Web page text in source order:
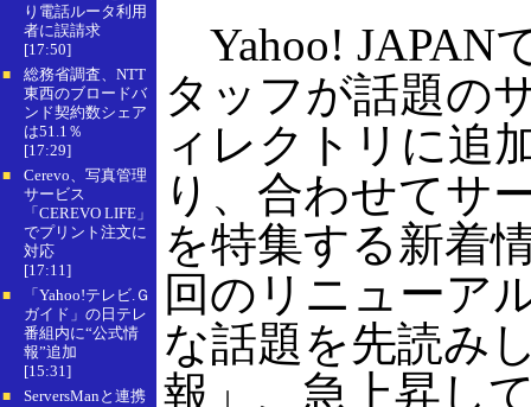
り電話ルータ利用
者に誤請求
[17:50]
■
総務省調査、NTT
東西のブロードバ
ンド契約数シェア
は51.1％
[17:29]
■
Cerevo、写真管理
サービス
「CEREVO LIFE」
でプリント注文に
対応
[17:11]
■
「Yahoo!テレビ.Ｇ
ガイド」の日テレ
番組内に“公式情
報”追加
[15:31]
■
ServersManと連携
Yahoo! JAPAN
タッフが話題の
ィレクトリに追
り、合わせてサ
を特集する新着
回のリニューア
な話題を先読み
報」、急上昇し